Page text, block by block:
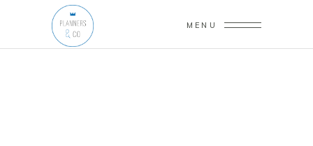
MENU